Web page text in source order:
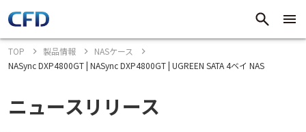
TOP 製品情報
NASケース
NASync DXP4800GT | NASync DXP4800GT | UGREEN SATA 4ベイ NAS
ニュースリリース